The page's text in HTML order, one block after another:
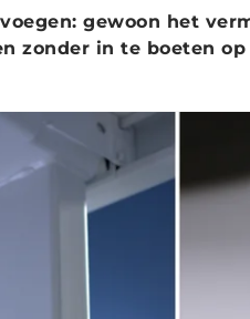
gewoon het
zonder in te boeten